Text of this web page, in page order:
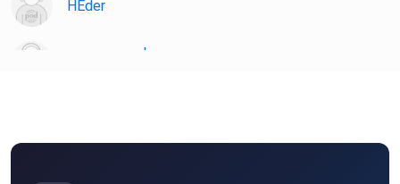
HEder
susannemunko